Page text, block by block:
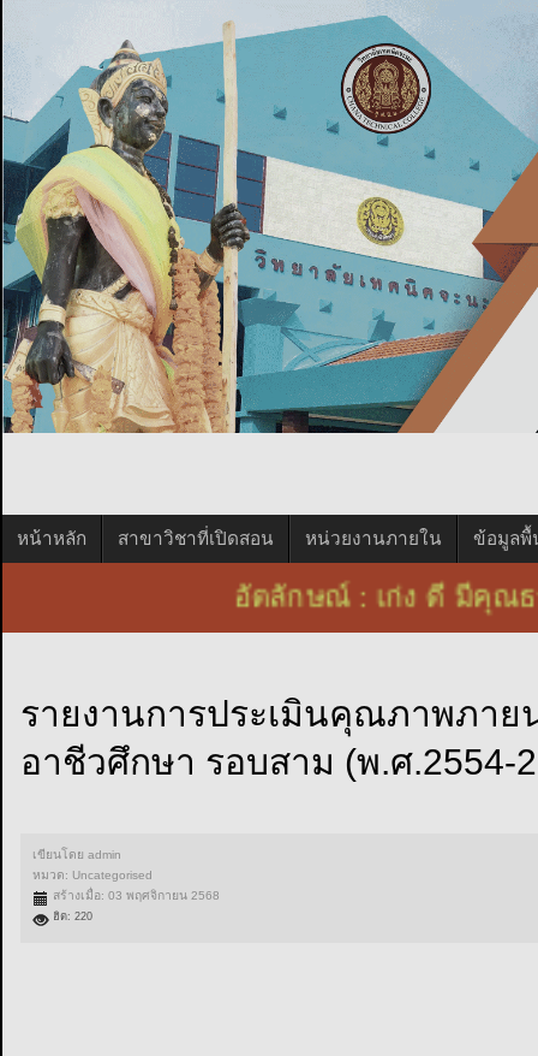
หน้าหลัก สาขาวิชาที่เปิดสอน หน่วยงานภายใน ข้อมูลพื้
อัตลักษณ์ : เก่ง ดี มี
รายงานการประเมินคุณภาพภาย
อาชีวศึกษา รอบสาม (พ.ศ.2554-
เขียนโดยadmin
หมวด: Uncategorised
สร้างเมื่อ: 03 พฤศจิกายน 2568
ฮิต: 220